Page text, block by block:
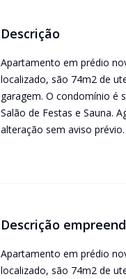
Descrição
Apartamento em prédio
localizado, são 74m2 de
garagem. O condomínio é
Salão de Festas e Sauna.
alteração sem aviso prévio.
Descrição
Apartamento em prédio
localizado, são 74m2 de